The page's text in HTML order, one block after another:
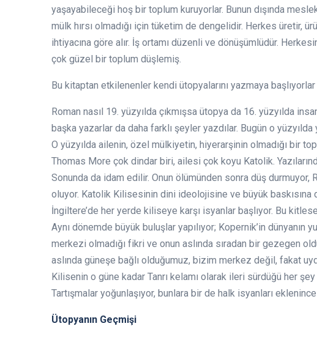
yaşayabileceği hoş bir toplum kuruyorlar. Bunun dışında
mülk hırsı olmadığı için tüketim de dengelidir. Herkes üretir,
ihtiyacına göre alır. İş ortamı düzenli ve dönüşümlüdür.
çok güzel bir toplum düşlemiş.
Bu kitaptan etkilenenler kendi ütopyalarını yazmaya
Roman nasıl 19. yüzyılda çıkmışsa ütopya da 16. yüzyılda
başka yazarlar da daha farklı şeyler yazdılar. Bugün o
O yüzyılda ailenin, özel mülkiyetin, hiyerarşinin olmadığı bir
Thomas More çok dindar biri, ailesi çok koyu Katolik.
Sonunda da idam edilir. Onun ölümünden sonra düş
oluyor. Katolik Kilisesinin dini ideolojisine ve büyük baskısına
İngiltere’de her yerde kiliseye karşı isyanlar başlıyor. Bu
Aynı dönemde büyük buluşlar yapılıyor; Kopernik’in
merkezi olmadığı fikri ve onun aslında sıradan bir gezegen
aslında güneşe bağlı olduğumuz, bizim merkez değil, fakat
Kilisenin o güne kadar Tanrı kelamı olarak ileri sürdüğü her
Tartışmalar yoğunlaşıyor, bunlara bir de halk isyanları
Ütopyanın Geçmişi